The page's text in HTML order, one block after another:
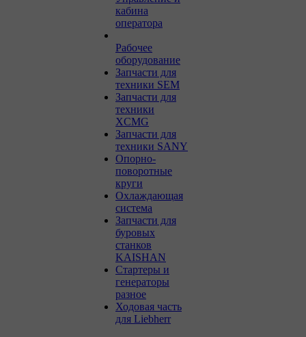
кабина
оператора
Рабочее
оборудование
Запчасти для
техники SEM
Запчасти для
техники
XCMG
Запчасти для
техники SANY
Опорно-
поворотные
круги
Охлаждающая
система
Запчасти для
буровых
станков
KAISHAN
Стартеры и
генераторы
разное
Ходовая часть
для Liebherr